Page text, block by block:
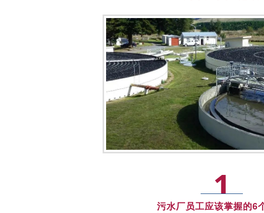
1
紧紧围
污水厂员工应该掌握的6